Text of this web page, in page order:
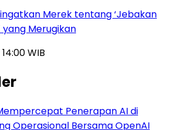
Merek tentang ‘Jebakan
yang Merugikan
WIB
Penerapan AI di
Operasional Bersama OpenAI